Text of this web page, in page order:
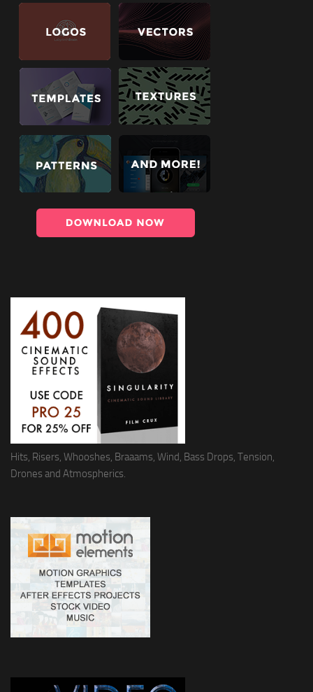
Hits, Risers, Whooshes, Braaams, Wind, Bass Drops, Tension,
Drones and Atmospherics.